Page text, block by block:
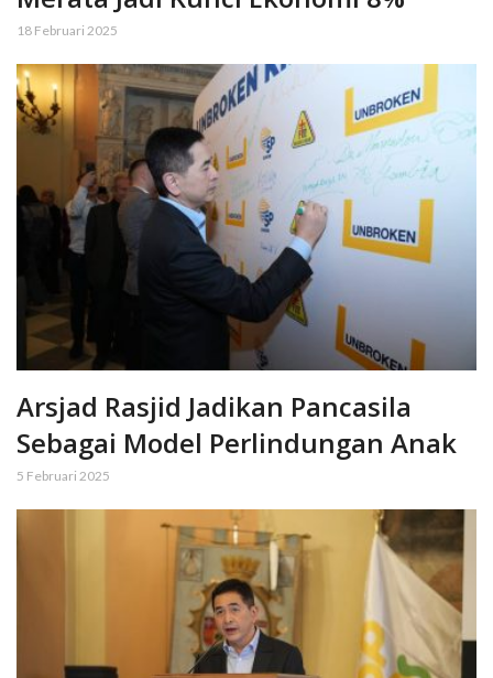
18 Februari 2025
Arsjad Rasjid Jadikan Pancasila
Sebagai Model Perlindungan Anak
5 Februari 2025